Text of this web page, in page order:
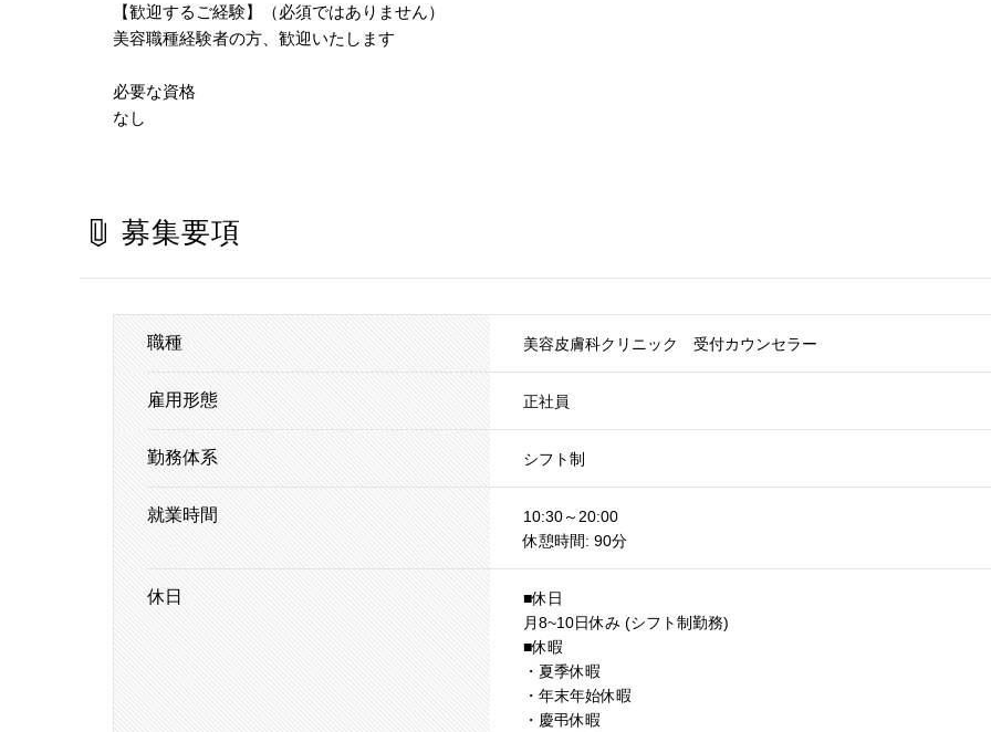
【歓迎するご経験】（必須ではありません）
美容職種経験者の方、歓迎いたします
必要な資格
なし
募集要項
職種 美容皮膚科クリニック 受付カウンセラー
雇用形態 正社員
勤務体系 シフト制
就業時間
10:30～20:00
休憩時間: 90分
休日
■休日
月8~10日休み (シフト制勤務)
■休暇
・夏季休暇
・年末年始休暇
・慶弔休暇